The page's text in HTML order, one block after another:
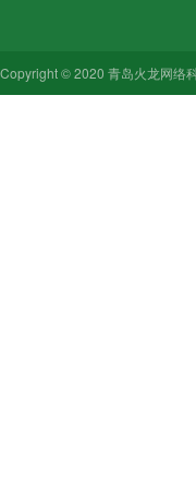
Copyright © 2020 青岛火龙网络